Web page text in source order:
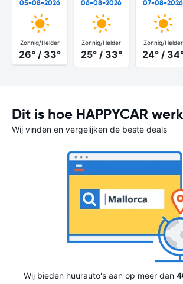
05-08-2026
Zonnig/Helder
26° / 33°
06-08-2026
Zonnig/Helder
25° / 33°
07-08-2026
Zonnig/Helder
24° /
Dit is hoe HAPPYCAR
Wij vinden en vergelijken de beste deals
Wij bieden huurauto's aan op meer dan